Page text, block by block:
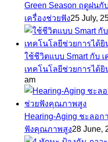
Green Season ฤดูฝน
เครื่องช่วยฟัง25 July,
ใช้ชีวิตแบบ Smart กับ
เทคโนโลยีช่วยการได้
am
Hearing-Aging ชะลอก
ฟังคุณภาพสูง28 June,